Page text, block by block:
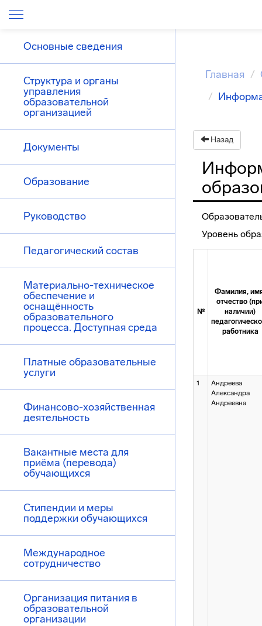
Основные сведения
Структура и органы
управления
образовательной
организацией
Документы
Образование
Руководство
Педагогический состав
Материально-техническое
обеспечение и
оснащённость
образовательного
процесса. Доступная среда
Платные образовательные
услуги
Финансово-хозяйственная
деятельность
Вакантные места для
приёма (перевода)
обучающихся
Стипендии и меры
поддержки обучающихся
Международное
сотрудничество
Организация питания в
образовательной
организации
Главная
Назад
Уровень
№
Фамилия,
отчество
наличии)
работника
1
Андреева
Александра
Андреевна